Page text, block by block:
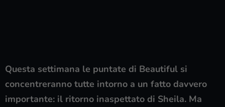
Questa settimana le puntate di Beautiful si
concentreranno tutte intorno a un fatto davvero
importante: il ritorno inaspettato di Sheila. Ma